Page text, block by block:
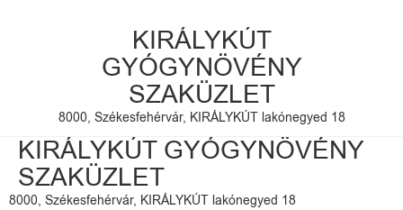
KIRÁLYKÚT
GYÓGYNÖVÉNY
SZAKÜZLET
8000, Székesfehérvár, KIRÁLYKÚT lakónegyed 18
KIRÁLYKÚT GYÓGYNÖVÉNY
SZAKÜZLET
8000, Székesfehérvár, KIRÁLYKÚT lakónegyed 18